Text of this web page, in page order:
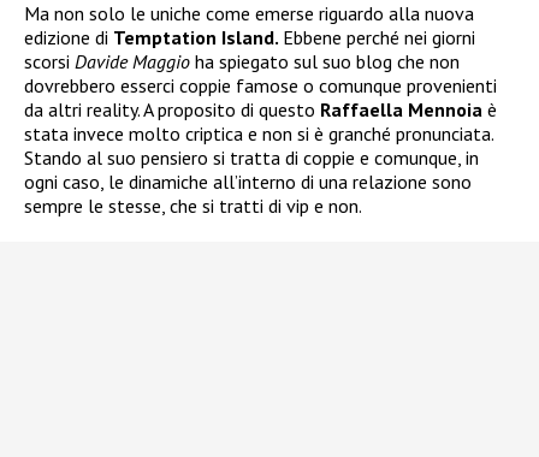
Ma non solo le uniche come emerse riguardo alla nuova
edizione di Temptation Island. Ebbene perché nei giorni
scorsi Davide Maggio ha spiegato sul suo blog che non
dovrebbero esserci coppie famose o comunque provenienti
da altri reality. A proposito di questo Raffaella Mennoia è
stata invece molto criptica e non si è granché pronunciata.
Stando al suo pensiero si tratta di coppie e comunque, in
ogni caso, le dinamiche all’interno di una relazione sono
sempre le stesse, che si tratti di vip e non.